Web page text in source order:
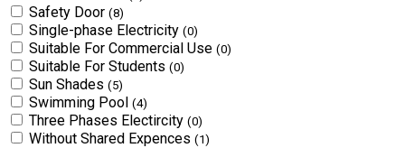
Safety Door (8)
Single-phase Electricity (0)
Suitable For Commercial Use (0)
Suitable For Students (0)
Sun Shades (5)
Swimming Pool (4)
Three Phases Electircity (0)
Without Shared Expences (1)